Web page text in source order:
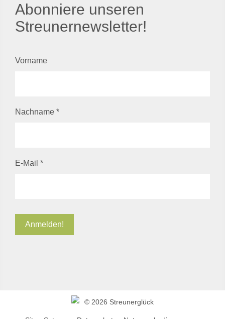
Abonniere unseren
Streunernewsletter!
Vorname
Nachname *
E-Mail *
© 2026 Streunerglück